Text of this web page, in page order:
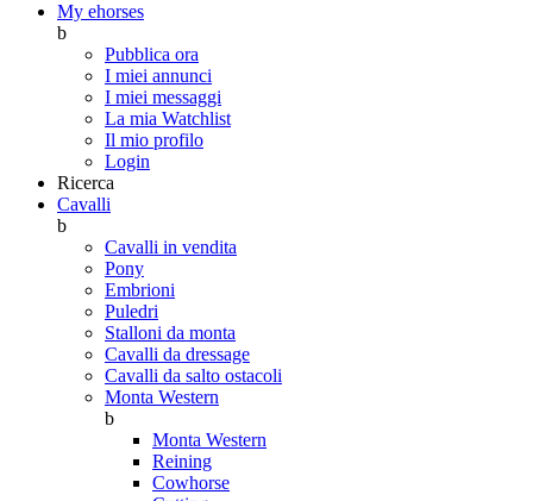
My ehorses
b
Pubblica ora
I miei annunci
I miei messaggi
La mia Watchlist
Il mio profilo
Login
Ricerca
Cavalli
b
Cavalli in vendita
Pony
Embrioni
Puledri
Stalloni da monta
Cavalli da dressage
Cavalli da salto ostacoli
Monta Western
b
Monta Western
Reining
Cowhorse